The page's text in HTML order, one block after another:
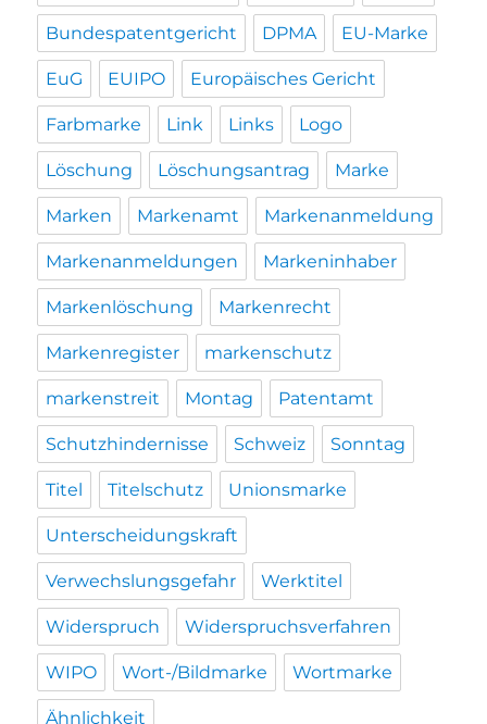
Bundespatentgericht DPMA EU-Marke
EuG EUIPO Europäisches Gericht
Farbmarke Link Links Logo
Löschung Löschungsantrag Marke
Marken Markenamt Markenanmeldung
Markenanmeldungen Markeninhaber
Markenlöschung Markenrecht
Markenregister markenschutz
markenstreit Montag Patentamt
Schutzhindernisse Schweiz Sonntag
Titel Titelschutz Unionsmarke
Unterscheidungskraft
Verwechslungsgefahr Werktitel
Widerspruch Widerspruchsverfahren
WIPO Wort-/Bildmarke Wortmarke
Ähnlichkeit